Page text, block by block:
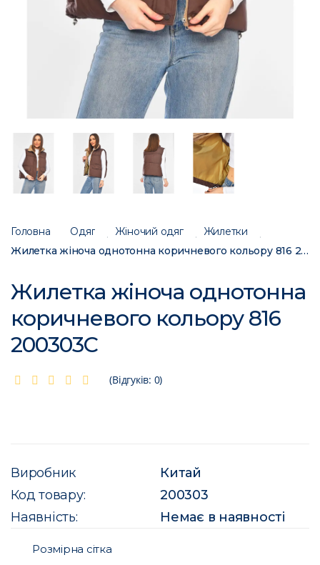
Головна Одяг Жіночий одяг
Жилетки
Жилетка жіноча однотонна коричневого кольору 816 200303C
Жилетка жіноча однотонна
коричневого кольору 816
200303C
(Відгуків: 0)
Виробник
Китай
Код товару:
200303
Наявність:
Немає в наявності
Розмірна сітка